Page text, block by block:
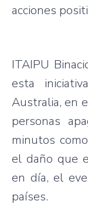
acciones
ITAIPU
esta
Australia, en
personas
minutos
el daño que
en día, el
países.